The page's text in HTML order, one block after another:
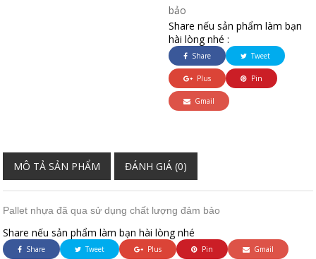
bảo
Share nếu sản phẩm làm bạn
hài lòng nhé :
Share Tweet
Plus Pin
Gmail
MÔ TẢ SẢN PHẨM ĐÁNH GIÁ (0)
Pallet nhựa đã qua sử dụng chất lượng đảm bảo
Share nếu sản phẩm làm bạn hài lòng nhé
Share Tweet Plus Pin Gmail